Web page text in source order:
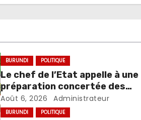
BURUNDI POLITIQUE
Le chef de l’Etat appelle à une
préparation concertée des
élections de 2027
Août 6, 2026 Administrateur
BURUNDI POLITIQUE